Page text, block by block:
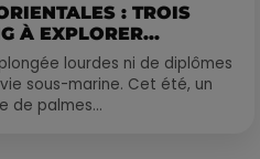
: TROIS
À EXPLORER...
lourdes ni de diplômes
sous-marine. Cet été, un
de palmes...